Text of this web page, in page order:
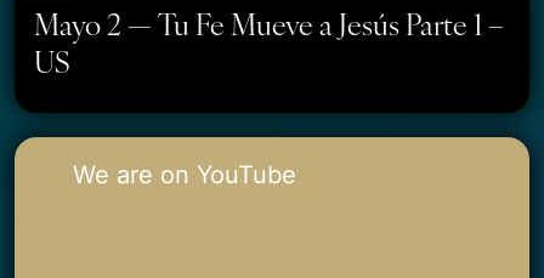
Mayo 2 — Tu Fe Mueve a Jesús Parte 1 –
US
We are on YouTube